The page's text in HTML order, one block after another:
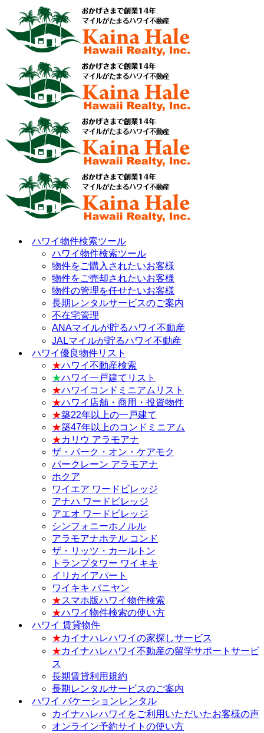
ハワイ物件検索ツール
ハワイ物件検索ツール
物件をご購入されたいお客様
物件をご売却されたいお客様
物件の管理を任せたいお客様
長期レンタルサービスのご案内
不在宅管理
ANAマイルが貯るハワイ不動産
JALマイルが貯るハワイ不動産
ハワイ優良物件リスト
★ハワイ不動産検索
★ハワイ一戸建てリスト
★ハワイコンドミニアムリスト
★ハワイ店舗・商用・投資物件
★築22年以上の一戸建て
★築47年以上のコンドミニアム
★カリウ アラモアナ
ザ・パーク・オン・ケアモク
パークレーン アラモアナ
ホクア
ワイエア ワードビレッジ
アナハ ワードビレッジ
アエオ ワードビレッジ
シンフォニーホノルル
アラモアナホテル コンド
ザ・リッツ・カールトン
トランプタワー ワイキキ
イリカイアパート
ワイキキ バニヤン
★スマホ版ハワイ物件検索
★ハワイ物件検索の使い方
ハワイ 賃貸物件
★カイナハレハワイの家探しサービス
★カイナハレハワイ不動産の留学サポートサービ
ス
長期賃貸利用規約
長期レンタルサービスのご案内
ハワイ バケーションレンタル
カイナハレハワイをご利用いただいたお客様の声
オンライン予約サイトの使い方